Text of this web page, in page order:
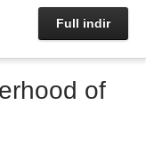
Full indir
of